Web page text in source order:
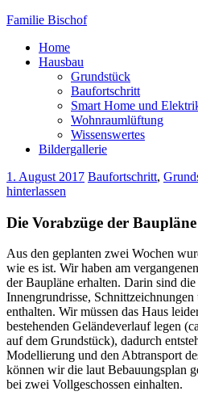
Familie Bischof
Home
Hausbau
Grundstück
Baufortschritt
Smart Home und
Wohnraumlüftung
Wissenswertes
Bildergallerie
1. August 2017 Baufortschritt,
hinterlassen
Die Vorabzüge der
Aus den geplanten zwei Wochen
wie es ist. Wir haben am
der Baupläne erhalten. Darin sind
Innengrundrisse,
enthalten. Wir müssen das Haus
bestehenden Geländeverlauf legen
auf dem Grundstück), dadurch
Modellierung und den Abtransport
können wir die laut Bebauungsplan
bei zwei Vollgeschossen einhalten.